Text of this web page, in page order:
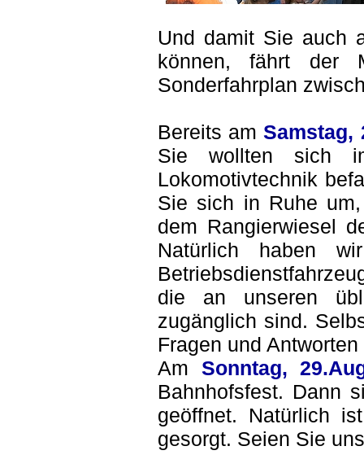
Und damit Sie auch
können, fährt der
Sonderfahrplan
Bereits amSamstag,
Sie wollten sich
Lokomotivtechnik
Sie sich in Ruhe
dem Rangierwiesel
Natürlich haben
die an unseren
zugänglich sind.
Fragen und
Am Sonntag,
Bahnhofsfest. Dann
geöffnet. Natürlich
gesorgt. Seien Sie